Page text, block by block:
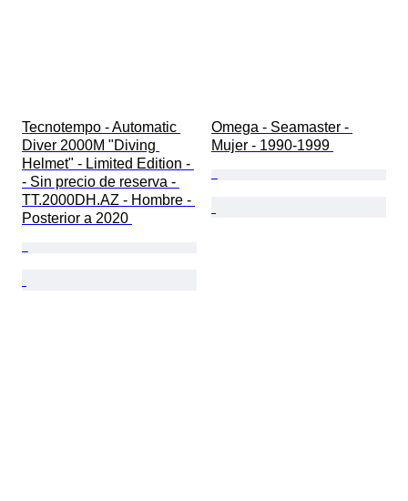
Tecnotempo - Automatic
Diver 2000M "Diving
Helmet" - Limited Edition -
- Sin precio de reserva -
TT.2000DH.AZ - Hombre -
Posterior a 2020
Omega - Seamaster -
Mujer - 1990-1999